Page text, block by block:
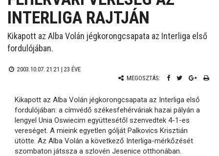
INTERLIGA RAJTJÁN
Kikapott az Alba Volán jégkorongcsapata az Interliga első
fordulójában.
2003.10.07. 21:21 | 23 ÉVE
MEGOSZTÁS:
Kikapott az Alba Volán jégkorongcsapata az Interliga első
fordulójában: a címvédő székesfehérváriak hazai pályán a
lengyel Unia Oswiecim együttesétől szenvedtek 4-1-es
vereséget. A mieink egyetlen gólját Palkovics Krisztián
ütötte. Az Alba Volán a következő Interliga-mérkőzését
szombaton játssza a szlovén Jesenice otthonában.